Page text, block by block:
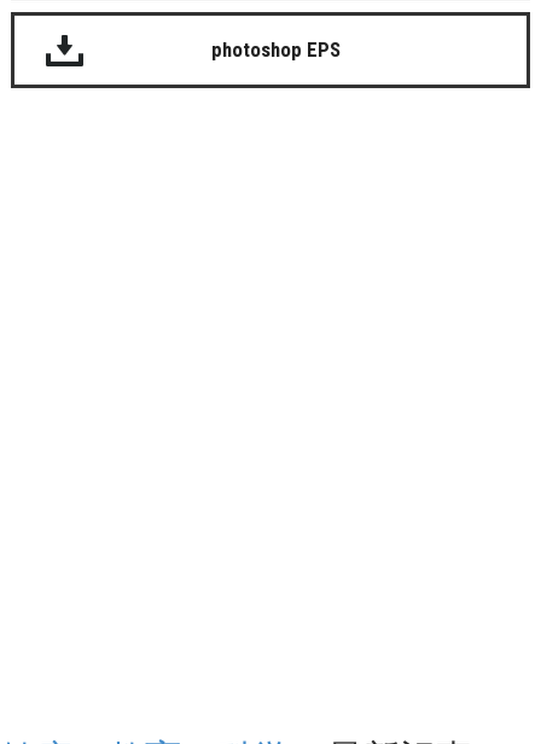
photoshop EPS